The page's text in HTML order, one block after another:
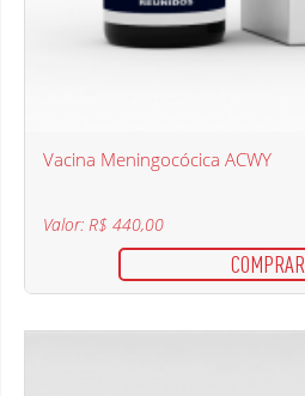
Vacina Meningocócica ACWY
Valor: R$ 440,00
COMPRAR